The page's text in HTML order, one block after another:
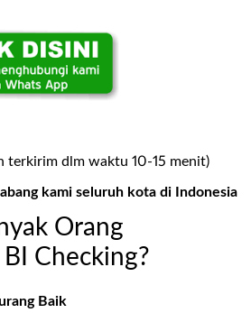
terkirim dlm waktu 10-15 menit)
kami seluruh kota di Indonesia
Orang
Checking?
Baik